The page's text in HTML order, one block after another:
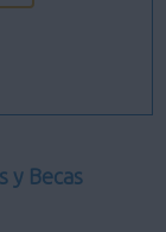
y Becas